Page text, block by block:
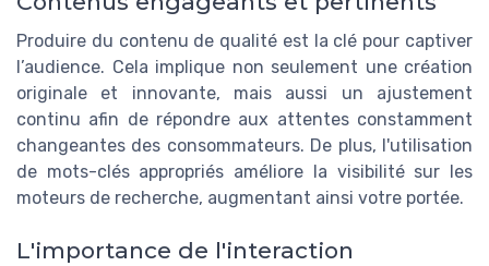
Produire du contenu de qualité est la clé pour captiver
l’audience. Cela implique non seulement une création
originale et innovante, mais aussi un ajustement
continu afin de répondre aux attentes constamment
changeantes des consommateurs. De plus, l'utilisation
de mots-clés appropriés améliore la visibilité sur les
moteurs de recherche, augmentant ainsi votre portée.
L'importance de l'interaction